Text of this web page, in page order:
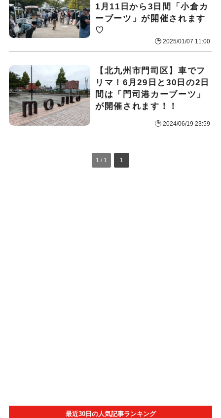
1月11日から3日間「小倉カ
ーブーツ」が開催されます
♡
2025/01/07 11:00
【北九州市門司区】車でフ
リマ！6月29日と30日の2日
間は「門司港カーブーツ」
が開催されます！！
2024/06/19 23:59
1 / 1 1
最近30日の人気記事ランキング